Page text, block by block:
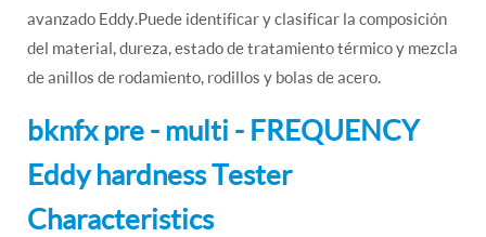
avanzado Eddy.Puede identificar y clasificar la composición
del material, dureza, estado de tratamiento térmico y mezcla
de anillos de rodamiento, rodillos y bolas de acero.
bknfx pre - multi - FREQUENCY
Eddy hardness Tester
Characteristics